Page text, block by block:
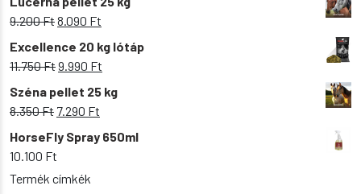
9.200FtOriginal
price
was:
9.200 Ft.
8.090 Ft
price
is:
8.090 Ft.
Excellence 20 kg lótáp
11.750FtOriginal
price
was:
11.750 Ft.
9.990 Ft
price
is:
Széna pellet 25 kg
8.350Ft Original
price
was:
7.290 Ft
price
HorseFly Spray 650ml
10.100 Ft
Termék címkék